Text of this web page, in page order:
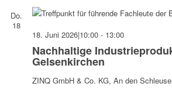
Do.
18
Nachhaltige
Gelsenkirchen
18. Juni 2026|10:00- 13:00
ZINQ GmbH & Co. KG, An den